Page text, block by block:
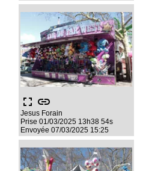
fullscreen link
Jesus Forain
Prise 01/03/2025 13h38 54s
Envoyée 07/03/2025 15:25